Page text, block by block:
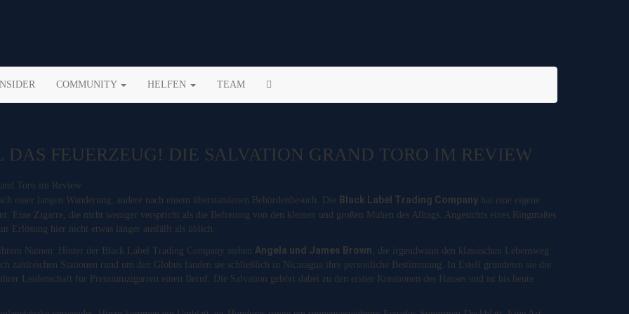
COMMUNITY HELFEN TEAM
FEUERZEUG! DIE SALVATION GRAND TORO IM REVIEW
einer langen Wanderung, andere nach einem überstandenen Behördenbesuch. Die Black Label Trading Company hat eine eigene
Eine Zigarre, die nicht weniger verspricht als die Befreiung von den kleinen und großen Mühen des Alltags. Angesichts eines Ringmaßes
Erlösung hier nicht etwas länger ausfällt als üblich.
Namen. Hinter der Black Label Trading Company stehen Angela und James Brown , die irgendwann den klassischen Lebensweg
zahlreichen Stationen rund um den Globus fanden sie schließlich in Nicaragua ihre persönliche Bestimmung. In Estelí gründeten sie die
Leidenschaft für Premiumzigarren einen Beruf. Die Salvation gehört dabei zu den ersten Kreationen des Hauses und ist bis heute